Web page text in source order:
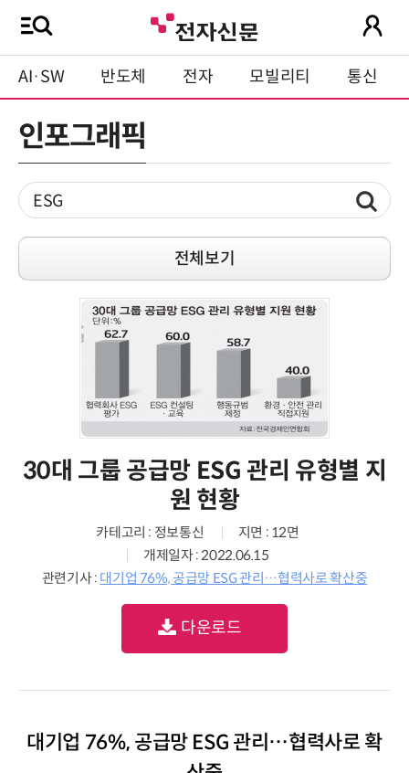
AI·SW 반도체 전자 모빌리티 통신
인포그래픽
전체보기
30대 그룹 공급망 ESG 관리 유형별 지
원 현황
카테고리 : 정보통신
지면 : 12면
개제일자 : 2022.06.15
관련기사 : 대기업 76%, 공급망 ESG 관리…협력사로 확산중
다운로드
대기업 76%, 공급망 ESG 관리…협력사로 확